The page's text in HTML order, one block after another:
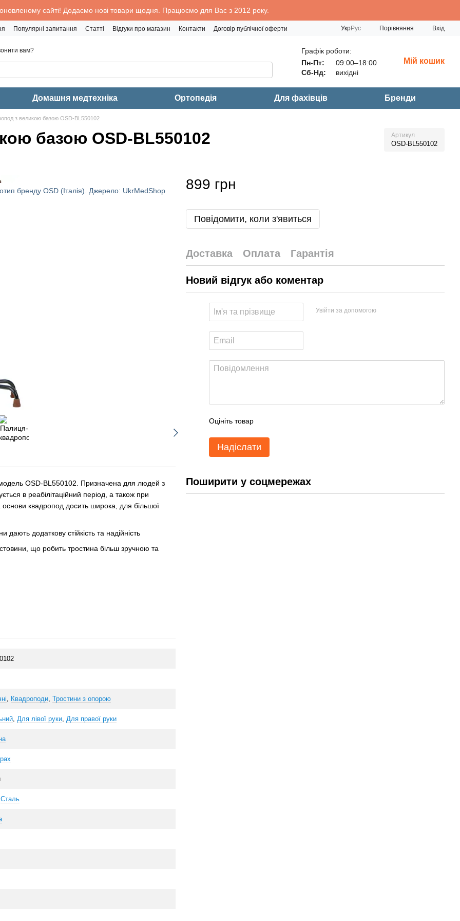
сайті! Додаємо нові товари щодня. Працюємо для Вас з 2012 року.
Популярні запитання Статті Відгуки про магазин Контакти Договір публічної оферти УкрРус Порівняння Вхід
вам?
Графік роботи:
Пн-Пт:
09:00–18:00
Сб-Нд:
вихідні
Мій кошик
Домашня медтехніка Ортопедія Для фахівців Бренди
з великою базою OSD-BL550102
базою OSD-BL550102 Артикул
OSD-BL550102
OSD-BL550102. Призначена для людей з
в реабілітаційний період, а також при
основи квадропод досить широка, для більшої
додаткову стійкість та надійність
що робить тростина більш зручною та
Квадроподи Тростини з опорою
Для лівої руки Для правої руки
Сталь
899 грн
Повідомити, коли з'явиться
Доставка Оплата Гарантія
Новий відгук або коментар
Увійти за допомогою
Оцініть товар
Надіслати
Поширити у соцмережах